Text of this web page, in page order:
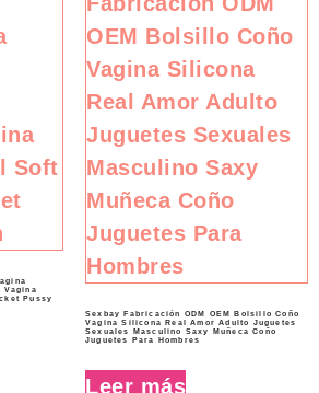
Vagina
Pussy
Sexbay Fabricación ODM OEM Bolsillo Coño
Vagina Silicona Real Amor Adulto Juguetes
Sexuales Masculino Saxy Muñeca Coño
Juguetes Para Hombres
Leer más